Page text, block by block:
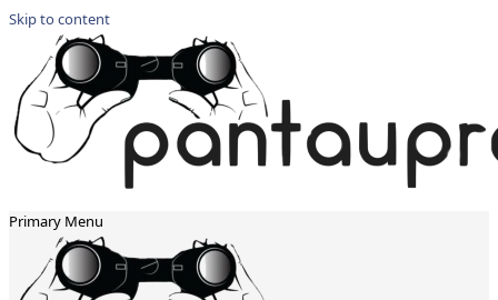
Skip to content
Primary Menu